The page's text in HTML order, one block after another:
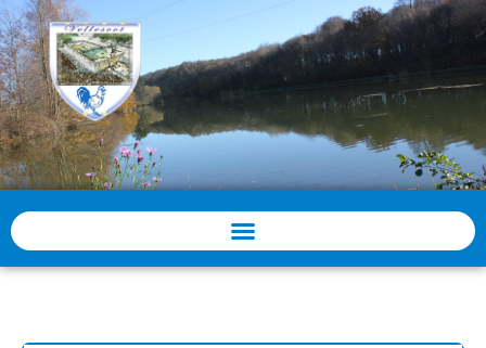
Panneau de gestion des cookies